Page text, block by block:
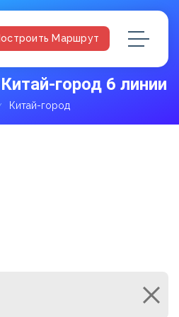
Маршрут
город 6 линии
Китай-город